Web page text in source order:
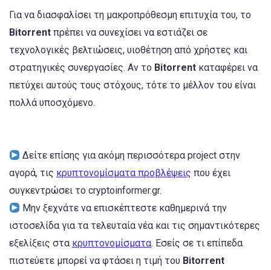
Για να διασφαλίσει τη μακροπρόθεσμη επιτυχία του, το
Bitorrent πρέπει να συνεχίσει να εστιάζει σε
τεχνολογικές βελτιώσεις, υιοθέτηση από χρήστες και
στρατηγικές συνεργασίες. Αν το Bitorrent καταφέρει να
πετύχει αυτούς τους στόχους, τότε το μέλλον του είναι
πολλά υποσχόμενο.
Δείτε επίσης για ακόμη περισσότερα project στην
αγορά, τις κρυπτονομίσματα προβλέψεις που έχει
συγκεντρώσει το cryptoinformer.gr.
Μην ξεχνάτε να επισκέπτεστε καθημερινά την
ιστοσελίδα για τα τελευταία νέα και τις σημαντικότερες
εξελίξεις στα κρυπτονομίσματα. Εσείς σε τι επίπεδα
πιστεύετε μπορεί να φτάσει η τιμή του Bitorrent